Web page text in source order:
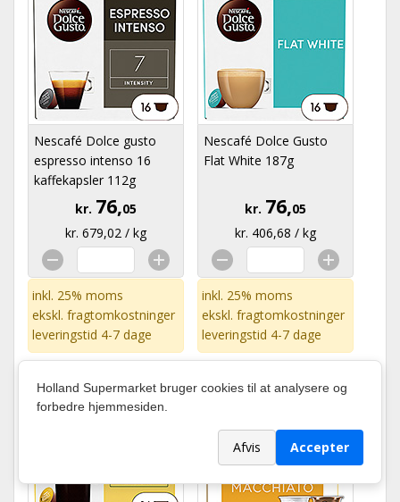
Nescafé Dolce gusto
espresso intenso 16
kaffekapsler 112g
kr. 76,05
kr. 679,02 / kg
inkl. 25% moms
ekskl. fragtomkostninger
leveringstid 4-7 dage
Nescafé Dolce Gusto
Flat White 187g
kr. 76,05
kr. 406,68 / kg
inkl. 25% moms
ekskl. fragtomkostninger
leveringstid 4-7 dage
Holland Supermarket bruger cookies til at analysere og
forbedre hjemmesiden.
Afvis Accepter